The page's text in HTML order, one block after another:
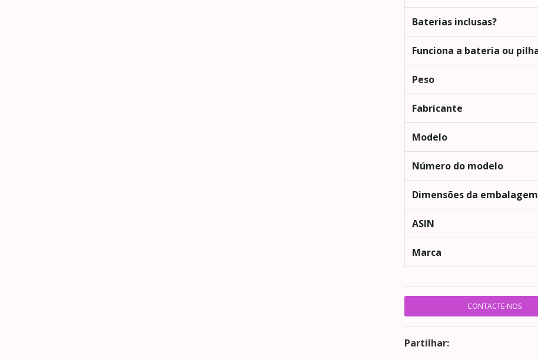
Baterias inclusas?
Funciona a bateria ou
Peso
Fabricante
Modelo
Número do modelo
Dimensões da embalagem
ASIN
Marca
CONTACTE-NOS
Partilhar: